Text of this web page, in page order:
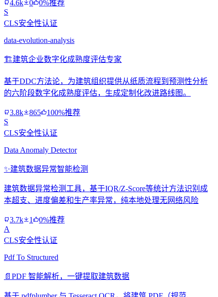
4.6k 0
0%推荐
S
CLS安全性认证
data-evolution-analysis
🏗️建筑企业数字化成熟度评估专家
基于DDC方法论，为建筑组织提供从纸质流程到预测性分析
的六阶段数字化成熟度评估，生成定制化改进路线图。
3.8k 865
100%推荐
S
CLS安全性认证
Data Anomaly Detector
✨建筑数据异常智能检测
建筑数据异常检测工具，基于IQR/Z-Score等统计方法识别成
本超支、进度偏差和生产率异常，纯本地处理无网络风险
3.7k 1
0%推荐
A
CLS安全性认证
Pdf To Structured
📄 PDF 智能解析，一键提取建筑数据